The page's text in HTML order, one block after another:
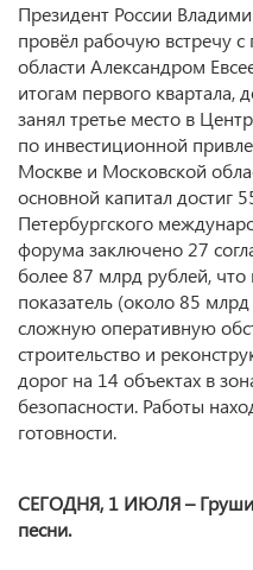
Президент России
провёл рабочую встречу с
области Александром
итогам первого квартала,
занял третье место в
по инвестиционной
Москве и Московской
основной капитал достиг
Петербургского
форума заключено 27
более 87 млрд рублей,
показатель (около 85
сложную оперативную
строительство и
дорог на 14 объектах в
безопасности. Работы
готовности.
СЕГОДНЯ, 1 ИЮЛЯ –
песни.